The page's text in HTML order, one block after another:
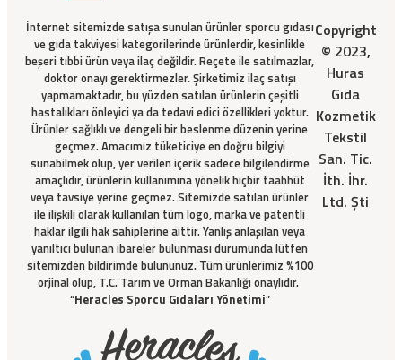
İnternet sitemizde satışa sunulan ürünler sporcu gıdası
ve gıda takviyesi kategorilerinde ürünlerdir, kesinlikle
beşeri tıbbi ürün veya ilaç değildir. Reçete ile satılmazlar,
doktor onayı gerektirmezler. Şirketimiz ilaç satışı
yapmamaktadır, bu yüzden satılan ürünlerin çeşitli
hastalıkları önleyici ya da tedavi edici özellikleri yoktur.
Ürünler sağlıklı ve dengeli bir beslenme düzenin yerine
geçmez. Amacımız tüketiciye en doğru bilgiyi
sunabilmek olup, yer verilen içerik sadece bilgilendirme
amaçlıdır, ürünlerin kullanımına yönelik hiçbir taahhüt
veya tavsiye yerine geçmez. Sitemizde satılan ürünler
ile ilişkili olarak kullanılan tüm logo, marka ve patentli
haklar ilgili hak sahiplerine aittir. Yanlış anlaşılan veya
yanıltıcı bulunan ibareler bulunması durumunda lütfen
sitemizden bildirimde bulununuz. Tüm ürünlerimiz %100
orjinal olup, T.C. Tarım ve Orman Bakanlığı onaylıdır.
“Heracles Sporcu Gıdaları Yönetimi”
Copyright
© 2023,
Huras
Gıda
Kozmetik
Tekstil
San. Tic.
İth. İhr.
Ltd. Şti